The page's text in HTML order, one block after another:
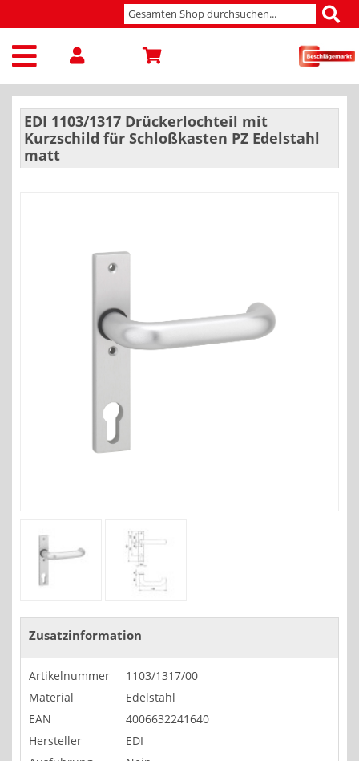
EDI 1103/1317 Drückerlochteil mit
Kurzschild für Schloßkasten PZ Edelstahl
matt
Zusatzinformation
Artikelnummer
1103/1317/00
Material
Edelstahl
EAN
4006632241640
Hersteller
EDI